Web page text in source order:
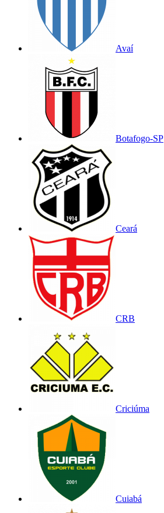
Avaí
Botafogo-SP
Ceará
CRB
Criciúma
Cuiabá